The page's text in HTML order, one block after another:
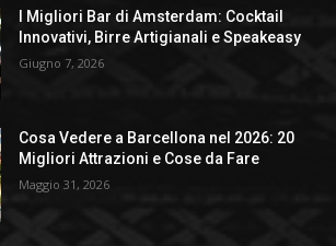
I Migliori Bar di Amsterdam: Cocktail
Innovativi, Birre Artigianali e Speakeasy
Giugno 7, 2026
Cosa Vedere a Barcellona nel 2026: 20
Migliori Attrazioni e Cose da Fare
Maggio 31, 2026